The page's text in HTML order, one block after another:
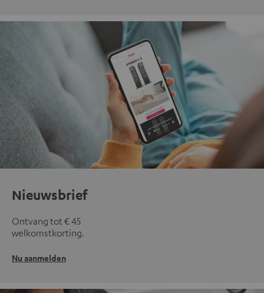
Nieuwsbrief
Ontvang tot € 45
welkomstkorting.
Nu aanmelden